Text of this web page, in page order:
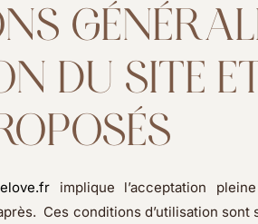
DU SITE
implique l’acceptation
Ces conditions d’utilisation sont